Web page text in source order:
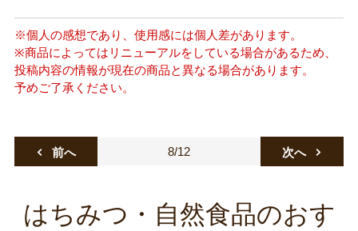
※個人の感想であり、使用感には個人差があります。
※商品によってはリニューアルをしている場合があるため、
投稿内容の情報が現在の商品と異なる場合があります。
予めご了承ください。
8/12
前へ 次へ
はちみつ・自然食品のおす